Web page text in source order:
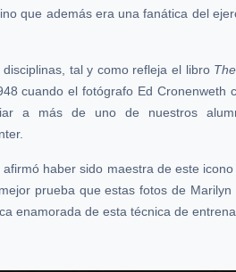
que además era una fanática del
tal y como refleja el libro
cuando el fotógrafo Ed Cronenweth
a más de uno de nuestros
haber sido maestra de este
prueba que estas fotos de
enamorada de esta técnica de